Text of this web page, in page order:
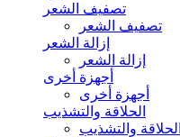
تصفيف الشعر
تصفيف الشعر
إزالة الشعر
إزالة الشعر
أجهزة أخرى
أجهزة أخرى
الحلاقة والتشذيب
الحلاقة والتشذيب